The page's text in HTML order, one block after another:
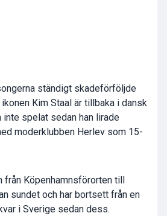
ständigt skadeförföljde
Kim Staal är tillbaka i dansk
inte spelat sedan han lirade
moderklubben Herlev som 15-
från Köpenhamnsförorten till
sundet och har bortsett från en
i Sverige sedan dess.